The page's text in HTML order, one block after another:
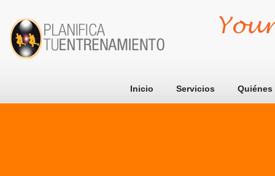
Inicio Servicios Quiénes